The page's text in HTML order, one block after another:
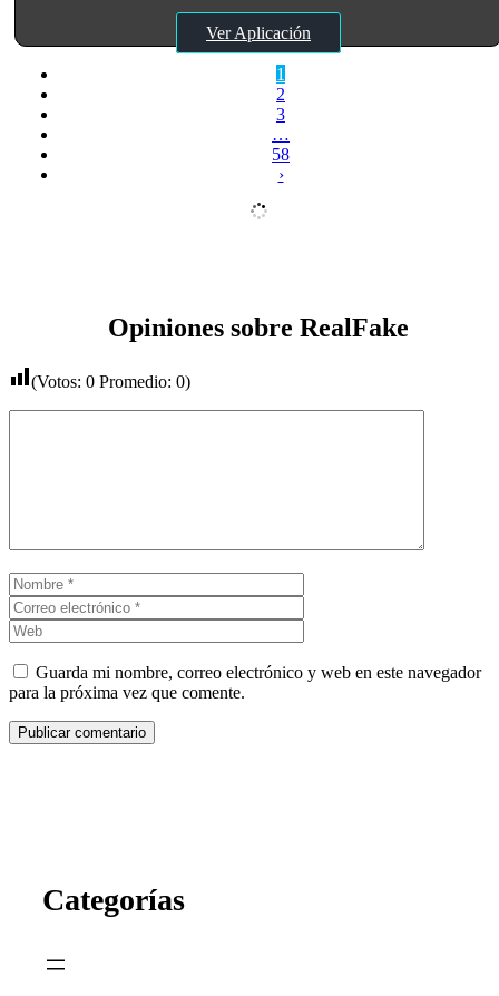
Ver Aplicación
1
2
3
…
58
›
Opiniones sobre RealFake
(Votos: 0 Promedio: 0)
Nombre
electrónico
Guarda mi nombre, correo electrónico y web en este navegador
para la próxima vez que comente.
Categorías